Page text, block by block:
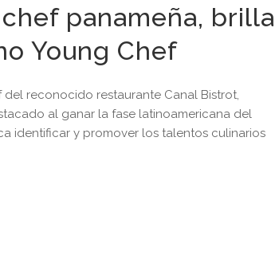
panameña, brilla
Young Chef
reconocido restaurante Canal Bistrot,
al ganar la fase latinoamericana del
identificar y promover los talentos culinarios